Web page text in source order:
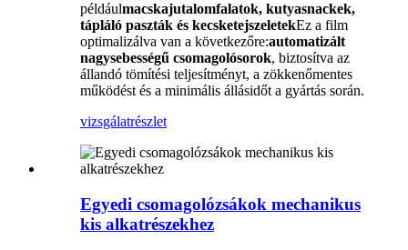
példáulmacskajutalomfalatok, kutyasnackek,
tápláló paszták és kecsketejszeletekEz a film
optimalizálva van a következőre:automatizált
nagysebességű csomagolósorok, biztosítva az
állandó tömítési teljesítményt, a zökkenőmentes
működést és a minimális állásidőt a gyártás során.
vizsgálatrészlet
Egyedi csomagolózsákok mechanikus
kis alkatrészekhez